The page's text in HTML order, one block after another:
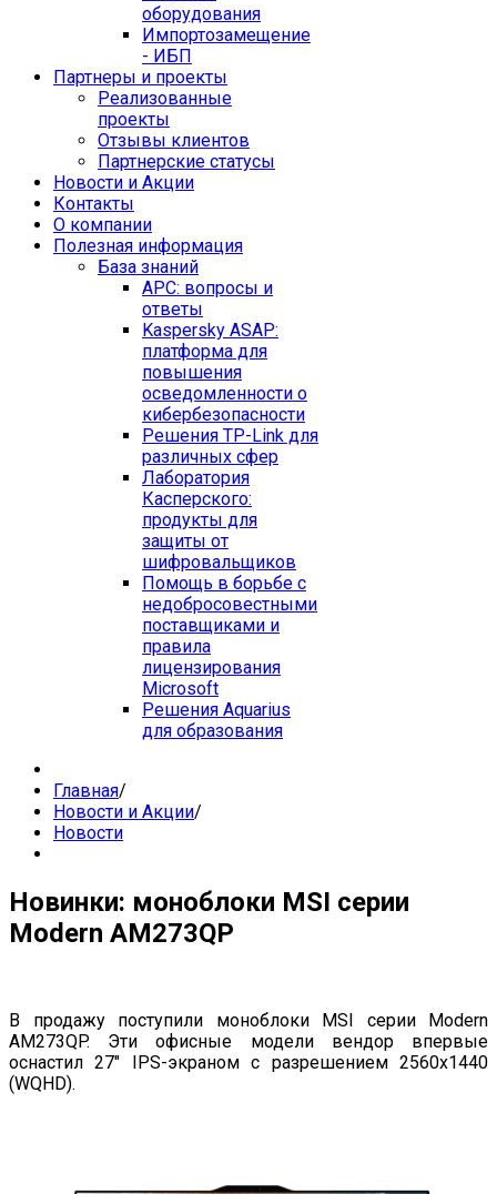
оборудования
Импортозамещение
- ИБП
Партнеры и проекты
Реализованные
проекты
Отзывы клиентов
Партнерские статусы
Новости и Акции
Контакты
O компании
Полезная информация
База знаний
APC: вопросы и
ответы
Kaspersky ASAP:
платформа для
повышения
осведомленности о
кибербезопасности
Решения TP-Link для
различных сфер
Лаборатория
Касперского:
продукты для
защиты от
шифровальщиков
Помощь в борьбе с
недобросовестными
поставщиками и
правила
лицензирования
Microsoft
Решения Aquarius
для образования
Главная/
Новости и Акции/
Новости
Новинки: моноблоки MSI серии
Modern AM273QP
В продажу поступили моноблоки MSI серии Modern
AM273QP. Эти офисные модели вендор впервые
оснастил 27" IPS-экраном с разрешением 2560x1440
(WQHD).